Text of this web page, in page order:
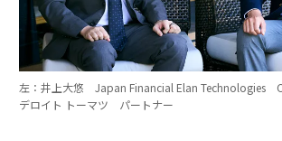
左：井上大悠 Japan Financial Elan Technologies
デロイト トーマツ パートナー